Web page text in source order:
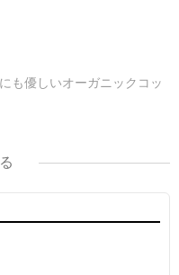
も優しいオーガニックコッ
る場合があります。